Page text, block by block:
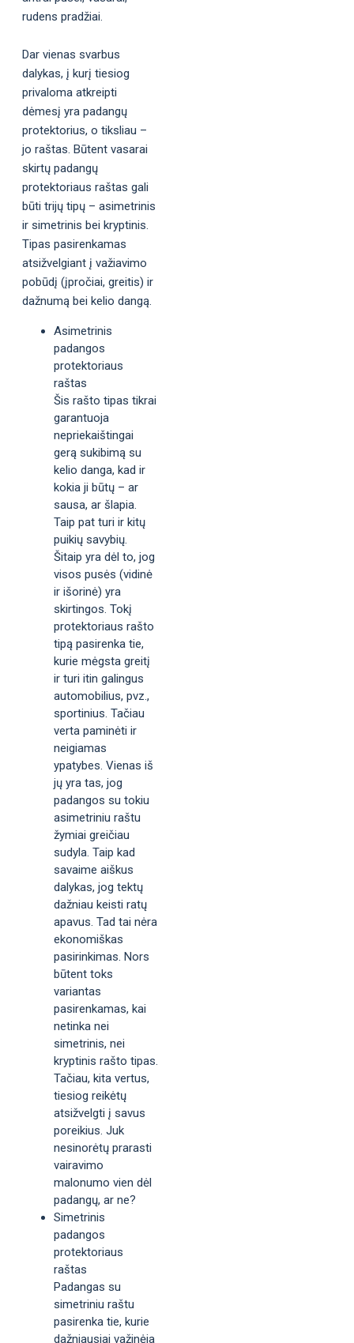
rudens pradžiai.
Dar vienas svarbus
dalykas, į kurį tiesiog
privaloma atkreipti
dėmesį yra padangų
protektorius, o tiksliau –
jo raštas. Būtent vasarai
skirtų padangų
protektoriaus raštas gali
būti trijų tipų – asimetrinis
ir simetrinis bei kryptinis.
Tipas pasirenkamas
atsižvelgiant į važiavimo
pobūdį (įpročiai, greitis) ir
dažnumą bei kelio dangą.
Asimetrinis
padangos
protektoriaus
raštas
Šis rašto tipas tikrai
garantuoja
nepriekaištingai
gerą sukibimą su
kelio danga, kad ir
kokia ji būtų – ar
sausa, ar šlapia.
Taip pat turi ir kitų
puikių savybių.
Šitaip yra dėl to, jog
visos pusės (vidinė
ir išorinė) yra
skirtingos. Tokį
protektoriaus rašto
tipą pasirenka tie,
kurie mėgsta greitį
ir turi itin galingus
automobilius, pvz.,
sportinius. Tačiau
verta paminėti ir
neigiamas
ypatybes. Vienas iš
jų yra tas, jog
padangos su tokiu
asimetriniu raštu
žymiai greičiau
sudyla. Taip kad
savaime aiškus
dalykas, jog tektų
dažniau keisti ratų
apavus. Tad tai nėra
ekonomiškas
pasirinkimas. Nors
būtent toks
variantas
pasirenkamas, kai
netinka nei
simetrinis, nei
kryptinis rašto tipas.
Tačiau, kita vertus,
tiesiog reikėtų
atsižvelgti į savus
poreikius. Juk
nesinorėtų prarasti
vairavimo
malonumo vien dėl
padangų, ar ne?
Simetrinis
padangos
protektoriaus
raštas
Padangas su
simetriniu raštu
pasirenka tie, kurie
dažniausiai važinėja